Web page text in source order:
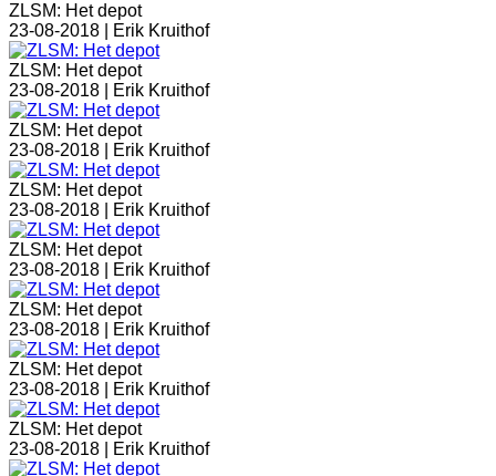
ZLSM: Het depot
23-08-2018 |
Erik Kruithof
ZLSM: Het depot
23-08-2018 |
Erik Kruithof
ZLSM: Het depot
23-08-2018 |
Erik Kruithof
ZLSM: Het depot
23-08-2018 |
Erik Kruithof
ZLSM: Het depot
23-08-2018 |
Erik Kruithof
ZLSM: Het depot
23-08-2018 |
Erik Kruithof
ZLSM: Het depot
23-08-2018 |
Erik Kruithof
ZLSM: Het depot
23-08-2018 |
Erik Kruithof